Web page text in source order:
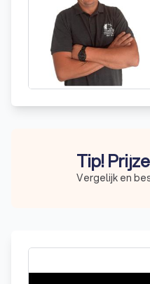
Tip!
Vergelijk en